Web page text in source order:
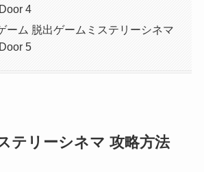
4
ーム 脱出ゲームミステリーシネマ
5
テリーシネマ 攻略方法